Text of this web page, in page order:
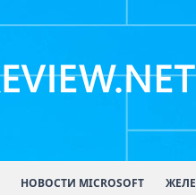
НОВОСТИ MICROSOFT